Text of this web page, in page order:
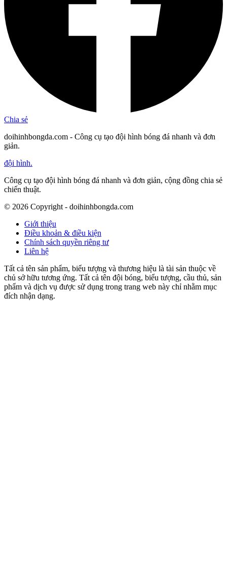
Chia sẻ
doihinhbongda.com - Công cụ tạo đội hình bóng đá nhanh và đơn
giản.
đội hình.
Công cụ tạo đội hình bóng đá nhanh và đơn giản, cộng đồng chia sẻ
chiến thuật.
© 2026 Copyright - doihinhbongda.com
Giới thiệu
Điều khoản & điều kiện
Chính sách quyền riêng tư
Liên hệ
Tất cả tên sản phẩm, biểu tượng và thương hiệu là tài sản thuộc về
chủ sở hữu tương ứng. Tất cả tên đội bóng, biểu tượng, cầu thủ, sản
phẩm và dịch vụ được sử dụng trong trang web này chỉ nhằm mục
đích nhận dạng.